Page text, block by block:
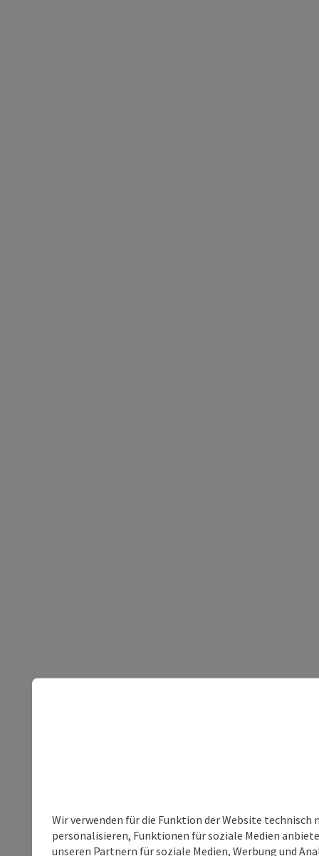
Wir verwenden für die Funktion der Website
personalisieren, Funktionen für soziale Medien
unseren Partnern für soziale Medien, Werbung und